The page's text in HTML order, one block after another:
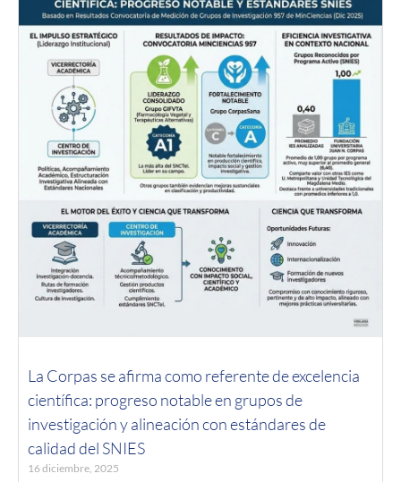
La Corpas se afirma como referente de excelencia
científica: progreso notable en grupos de
investigación y alineación con estándares de
calidad del SNIES
16 diciembre, 2025